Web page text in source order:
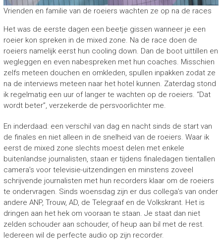
Vrienden en familie van de roeiers wachten ze op na de races
Het was de eerste dagen een beetje gissen wanneer je een
roeier kon spreken in de mixed zone. Na de race doen de
roeiers namelijk eerst hun cooling down. Dan de boot uittillen en
wegleggen en even nabespreken met hun coaches. Misschien
zelfs meteen douchen en omkleden, spullen inpakken zodat ze
na de interviews meteen naar het hotel kunnen. Zaterdag stond
ik regelmatig een uur of langer te wachten op de roeiers. “Dat
wordt beter”, verzekerde de persvoorlichter me.
En inderdaad: een verschil van dag en nacht sinds de start van
de finales en niet alleen in de snelheid van de roeiers. Waar ik
eerst de mixed zone slechts moest delen met enkele
buitenlandse journalisten, staan er tijdens finaledagen tientallen
camera’s voor televisie-uitzendingen en minstens zoveel
schrijvende journalisten met hun recorders klaar om de roeiers
te ondervragen. Sinds woensdag zijn er dus collega’s van onder
andere ANP, Trouw, AD, de Telegraaf en de Volkskrant. Het is
dringen aan het hek om vooraan te staan. Je staat dan niet
zelden schouder aan schouder, of heup aan bil met de rest.
Iedereen wil de perfecte audio op zijn recorder.